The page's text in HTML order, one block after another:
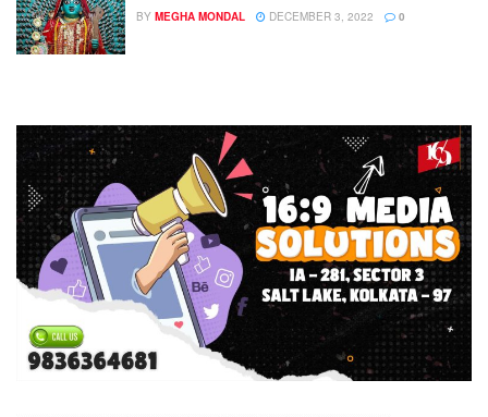
BY MEGHA MONDAL DECEMBER 3, 2022 0